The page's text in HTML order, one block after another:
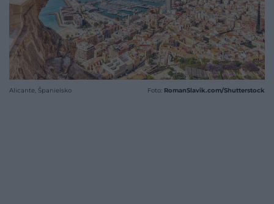
Alicante, Španielsko Foto: RomanSlavik.com/Shutterstock